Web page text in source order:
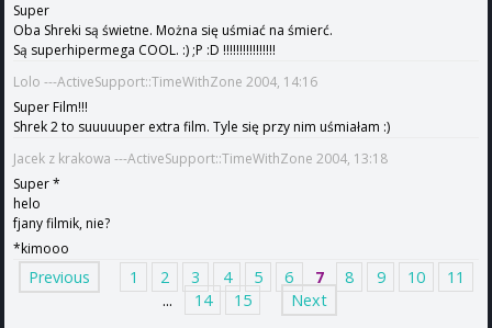
Super
Oba Shreki są świetne. Można się uśmiać na śmierć.
Są superhipermega COOL. :) ;P :D !!!!!!!!!!!!!!!!
Lolo ---ActiveSupport::TimeWithZone 2004, 14:16
Super Film!!!
Shrek 2 to suuuuuper extra film. Tyle się przy nim uśmiałam :)
Jacek z krakowa ---ActiveSupport::TimeWithZone 2004, 13:18
Super *
helo
fjany filmik, nie?
*kimooo
Previous 1 2 3 4 5 6 7 8 9 10
11
...
14 15 Next